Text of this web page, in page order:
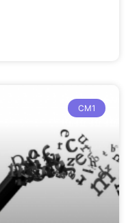
CM1